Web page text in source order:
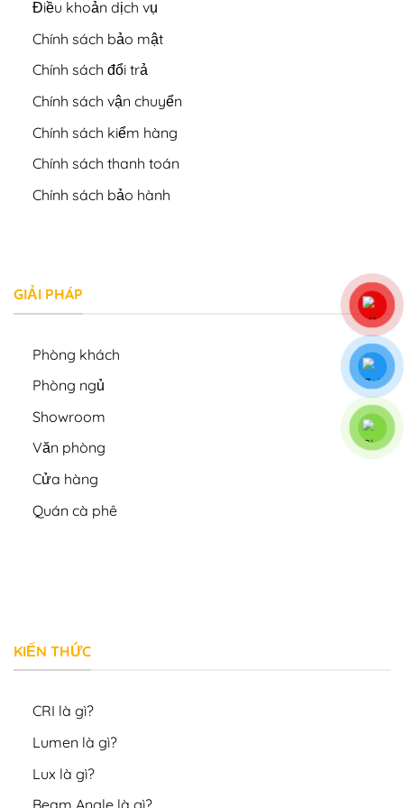
Điều khoản dịch vụ
Chính sách bảo mật
Chính sách đổi trả
Chính sách vận chuyển
Chính sách kiểm hàng
Chính sách thanh toán
Chính sách bảo hành
GIẢI PHÁP
Phòng khách
Phòng ngủ
Showroom
Văn phòng
Cửa hàng
Quán cà phê
KIẾN THỨC
CRI là gì?
Lumen là gì?
Lux là gì?